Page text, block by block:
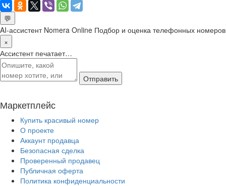
💬
AI-ассистент Nomera Online Подбор и оценка телефонных номеров
×
Ассистент печатает…
Отправить
Маркетплейс
Купить красивый номер
О проекте
Аккаунт продавца
Безопасная сделка
Проверенный продавец
Публичная оферта
Политика конфиденциальности